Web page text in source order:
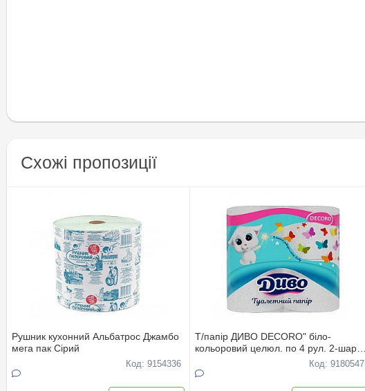
Схожі пропозиції
Рушник кухонний Альбатрос Джамбо
мега пак Сірий
Код: 9154336
Т/папір ДИВО DECORO" біло-
кольоровий целюл. по 4 рул. 2-шар.,
Код: 9180547